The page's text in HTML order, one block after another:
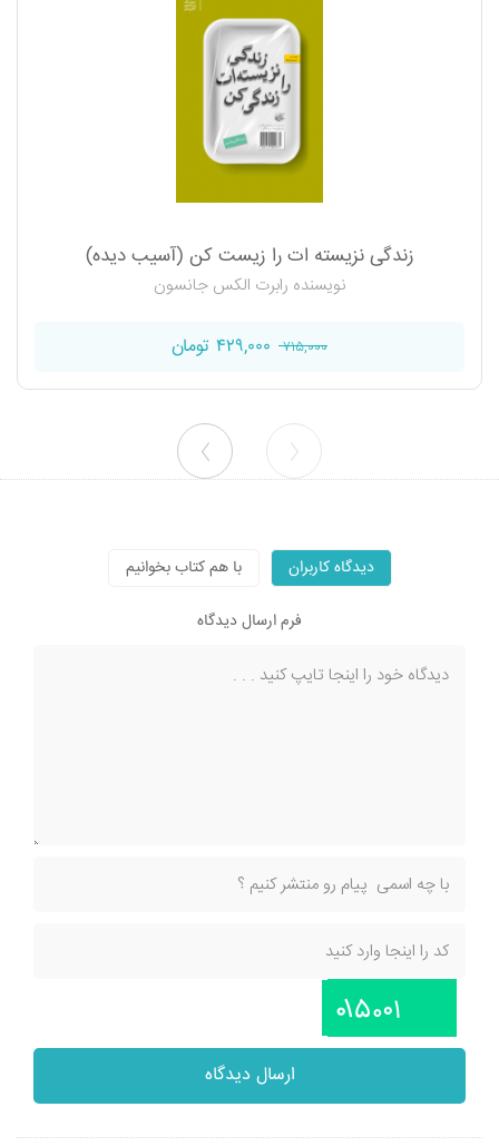
زندگی نزیسته ات را زیست کن (آسیب دیده)
نویسنده رابرت‌ الکس جانسون
۷۱۵,۰۰۰ ۴۲۹,۰۰۰ تومان
دیدگاه کاربران با هم کتاب بخوانیم
فرم ارسال دیدگاه
ارسال دیدگاه